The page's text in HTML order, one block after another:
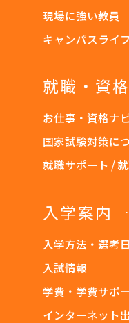
就職・資格
お仕事・資格ナ
国家試験対策に
就職サポート /
現場に強い教員
キャンパスライフ
入学案内
入学方法・選考日
入試情報
学費・学費サポ
インターネット